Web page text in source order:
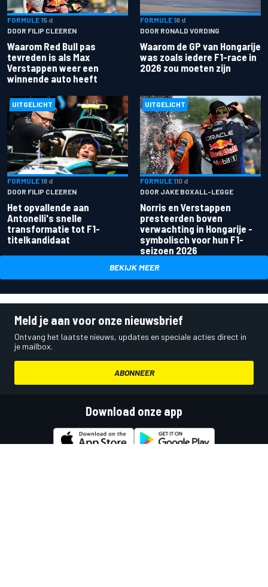
FORMULE 15 d
DOOR FILIP CLEEREN
Waarom Red Bull pas
tevreden is als Max
Verstappen weer een
winnende auto heeft
FORMULE 16 d
DOOR RONALD VORDING
Waarom de GP van Hongarije
was zoals iedere F1-race in
2026 zou moeten zijn
UITGELICHT
FORMULE 18 d
DOOR FILIP CLEEREN
Het opvallende aan
Antonelli's snelle
transformatie tot F1-
titelkandidaat
UITGELICHT
FORMULE 110 d
DOOR JAKE BOXALL-LEGGE
Norris en Verstappen
presteerden boven
verwachting in Hongarije -
symbolisch voor hun F1-
seizoen 2026
BEKIJK MEER
Meld je aan voor onze nieuwsbrief
Ontvang het laatste nieuws, updates en speciale acties direct in
je mailbox.
ABONNEER
Download onze app